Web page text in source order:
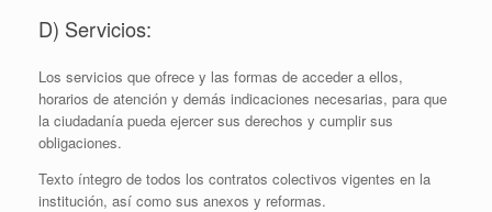
D) Servicios:
Los servicios que ofrece y las formas de acceder a ellos,
horarios de atención y demás indicaciones necesarias, para que
la ciudadanía pueda ejercer sus derechos y cumplir sus
obligaciones.
Texto íntegro de todos los contratos colectivos vigentes en la
institución, así­ como sus anexos y reformas.